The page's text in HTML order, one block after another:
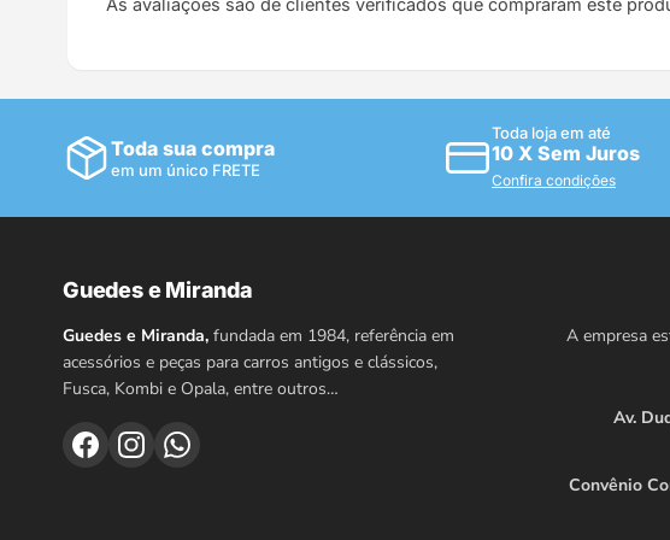
As avaliações são de clientes verificados que compraram este
Toda sua compra
em um único FRETE
Toda loja em até
10 X Sem Juros
Confira condições
Guedes e Miranda
Guedes e Miranda, fundada em 1984, referência em
acessórios e peças para carros antigos e clássicos,
Fusca, Kombi e Opala, entre outros…
A empresa
Av.
Convênio